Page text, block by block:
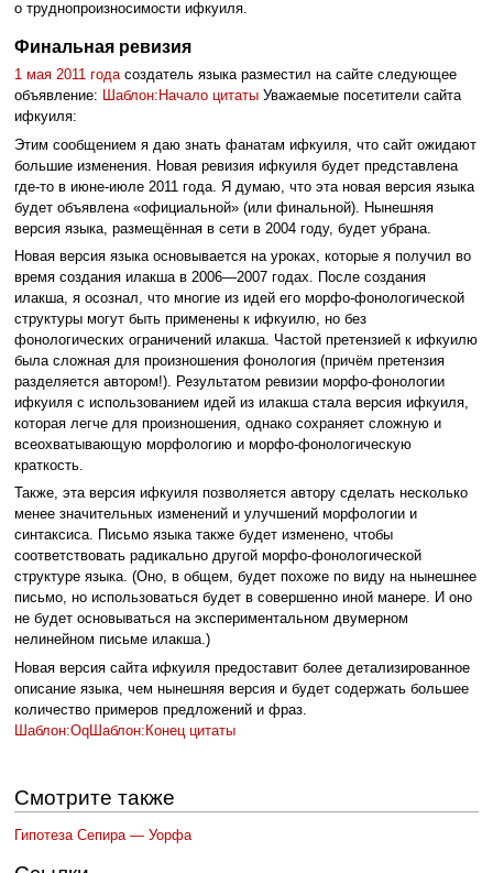
о труднопроизносимости ифкуиля.
Финальная ревизия
1 мая 2011 годасоздатель языка разместил на сайте следующее
объявление: Шаблон:Начало цитатыУважаемые посетители сайта
ифкуиля:
Этим сообщением я даю знать фанатам ифкуиля, что сайт ожидают
большие изменения. Новая ревизия ифкуиля будет представлена
где-то в июне-июле 2011 года. Я думаю, что эта новая версия языка
будет объявлена «официальной» (или финальной). Нынешняя
версия языка, размещённая в сети в 2004 году, будет убрана.
Новая версия языка основывается на уроках, которые я получил во
время создания илакша в 2006—2007 годах. После создания
илакша, я осознал, что многие из идей его морфо-фонологической
структуры могут быть применены к ифкуилю, но без
фонологических ограничений илакша. Частой претензией к ифкуилю
была сложная для произношения фонология (причём претензия
разделяется автором!). Результатом ревизии морфо-фонологии
ифкуиля с использованием идей из илакша стала версия ифкуиля,
которая легче для произношения, однако сохраняет сложную и
всеохватывающую морфологию и морфо-фонологическую
краткость.
Также, эта версия ифкуиля позволяется автору сделать несколько
менее значительных изменений и улучшений морфологии и
синтаксиса. Письмо языка также будет изменено, чтобы
соответствовать радикально другой морфо-фонологической
структуре языка. (Оно, в общем, будет похоже по виду на нынешнее
письмо, но использоваться будет в совершенно иной манере. И оно
не будет основываться на экспериментальном двумерном
нелинейном письме илакша.)
Новая версия сайта ифкуиля предоставит более детализированное
описание языка, чем нынешняя версия и будет содержать большее
количество примеров предложений и фраз.
Шаблон:OqШаблон:Конец цитаты
Смотрите также
Гипотеза Сепира — Уорфа